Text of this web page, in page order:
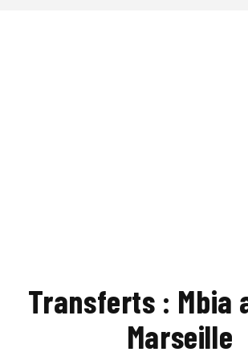
Transferts : Mbia
Marseille